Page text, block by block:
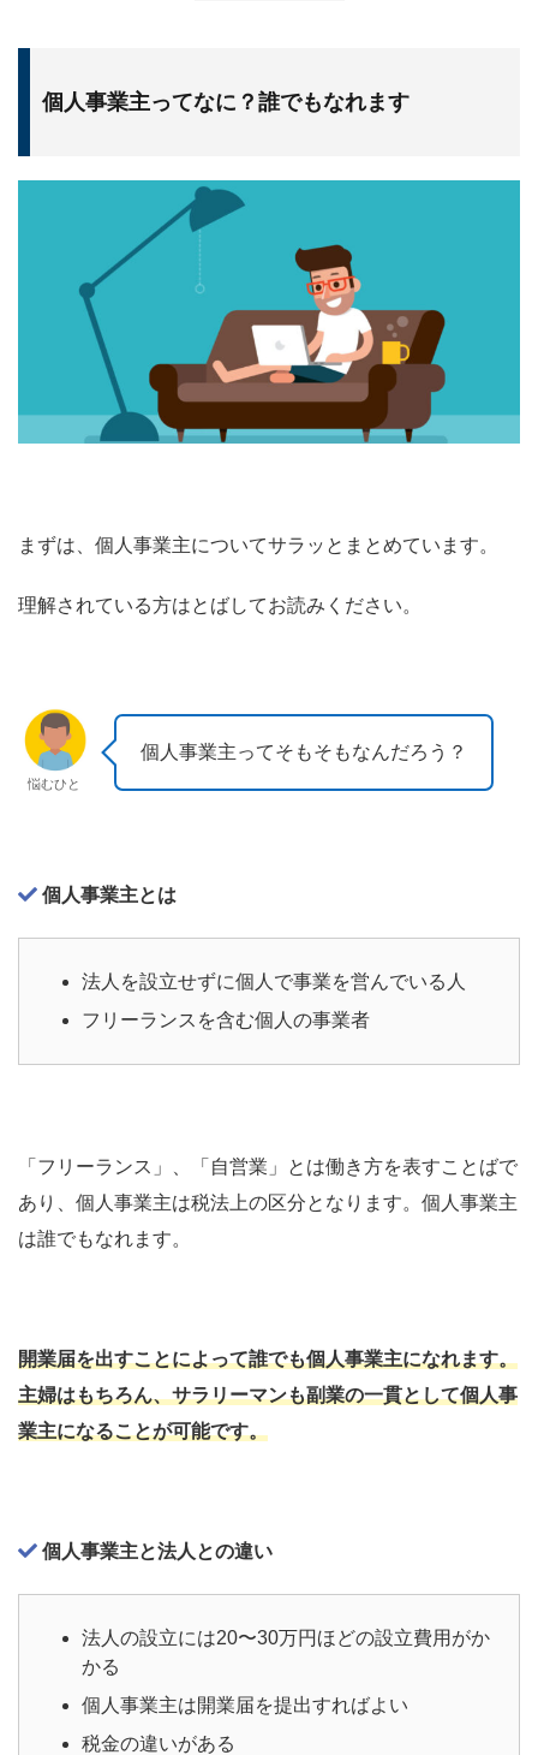
個人事業主ってなに？誰でもなれます
まずは、個人事業主についてサラッとまとめています。
理解されている方はとばしてお読みください。
悩むひと
個人事業主ってそもそもなんだろう？
個人事業主とは
法人を設立せずに個人で事業を営んでいる人
フリーランスを含む個人の事業者
「フリーランス」、「自営業」とは働き方を表すことばで
あり、個人事業主は税法上の区分となります。個人事業主
は誰でもなれます。
開業届を出すことによって誰でも個人事業主になれます。
主婦はもちろん、サラリーマンも副業の一貫として個人事
業主になることが可能です。
個人事業主と法人との違い
法人の設立には20〜30万円ほどの設立費用がか
かる
個人事業主は開業届を提出すればよい
税金の違いがある